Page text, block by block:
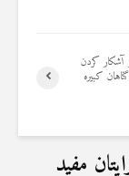
آشکار کردن
کبیره
مفید